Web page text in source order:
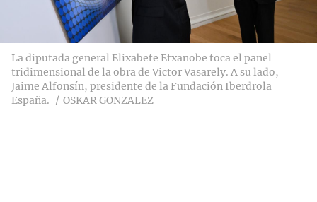
La diputada general Elixabete Etxanobe toca el panel
tridimensional de la obra de Victor Vasarely. A su lado,
Jaime Alfonsín, presidente de la Fundación Iberdrola
España.
OSKAR GONZALEZ